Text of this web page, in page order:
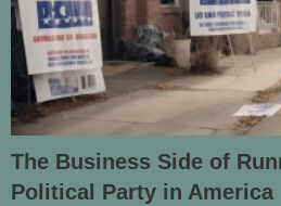
The Business Side of
Political Party in America